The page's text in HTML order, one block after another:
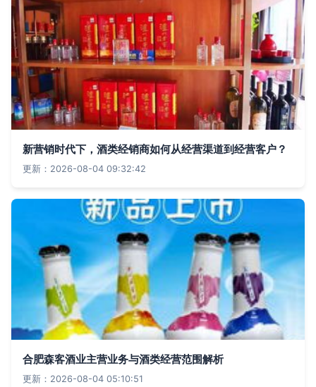
新营销时代下，酒类经销商如何从经营渠道到经营客户？
更新：2026-08-04 09:32:42
合肥森客酒业主营业务与酒类经营范围解析
更新：2026-08-04 05:10:51